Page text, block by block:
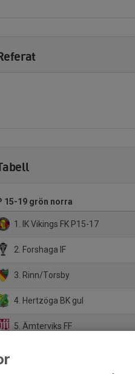
15-19 grön norra
1. IK Vikings FK P15-17
2. Forshaga IF
3. Rinn/Torsby
4. Hertzöga BK gul
5. Ämterviks FF